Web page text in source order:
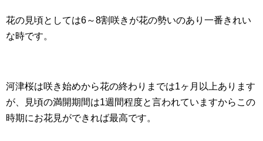
花の見頃としては6～8割咲きが花の勢いのあり一番きれい
な時です。
河津桜は咲き始めから花の終わりまでは1ヶ月以上あります
が、見頃の満開期間は1週間程度と言われていますからこの
時期にお花見ができれば最高です。